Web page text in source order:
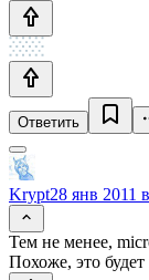
Ответить
Krypt28 янв 2011
Тем не менее,
Похоже, это будет